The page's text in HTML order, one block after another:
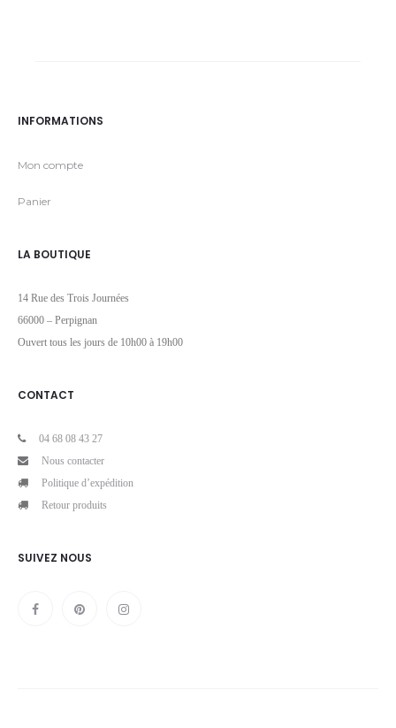
INFORMATIONS
Mon compte
Panier
LA BOUTIQUE
14 Rue des Trois Journées
66000 – Perpignan
Ouvert tous les jours de 10h00 à 19h00
CONTACT
04 68 08 43 27
Nous contacter
Politique d’expédition
Retour produits
SUIVEZ NOUS